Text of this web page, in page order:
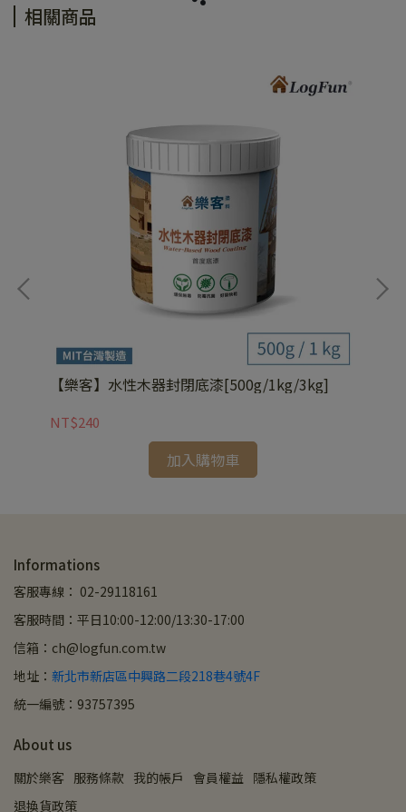
相關商品
【樂客】水性木器封閉底漆[500g/1kg/3kg]
NT$240
加入購物車
Informations
客服專線： 02-29118161
客服時間：平日10:00-12:00/13:30-17:00
信箱：ch@logfun.com.tw
地址： 新北市新店區中興路二段218巷4號4F
統一編號：93757395
About us
關於樂客 服務條款 我的帳戶 會員權益 隱私權政策
退換貨政策